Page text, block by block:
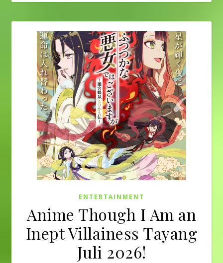
ENTERTAINMENT
Anime Though I Am an
Inept Villainess Tayang
Juli 2026!